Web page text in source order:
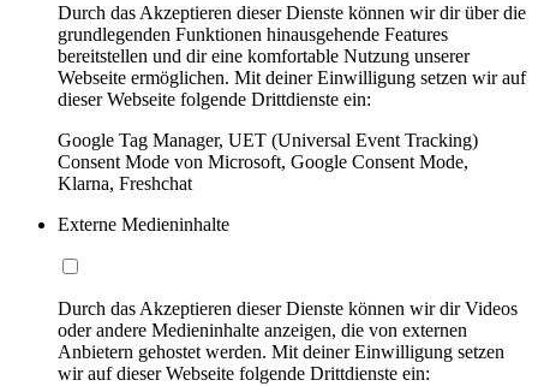
Durch das Akzeptieren dieser Dienste können wir dir über die
grundlegenden Funktionen hinausgehende Features
bereitstellen und dir eine komfortable Nutzung unserer
Webseite ermöglichen. Mit deiner Einwilligung setzen wir auf
dieser Webseite folgende Drittdienste ein:
Google Tag Manager, UET (Universal Event Tracking)
Consent Mode von Microsoft, Google Consent Mode,
Klarna, Freshchat
Externe Medieninhalte
Durch das Akzeptieren dieser Dienste können wir dir Videos
oder andere Medieninhalte anzeigen, die von externen
Anbietern gehostet werden. Mit deiner Einwilligung setzen
wir auf dieser Webseite folgende Drittdienste ein: